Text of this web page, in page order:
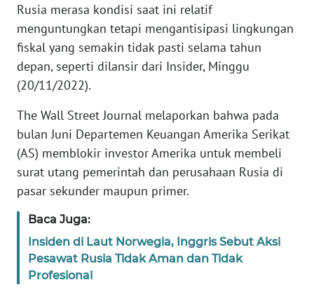
Rusia merasa kondisi saat ini relatif
menguntungkan tetapi mengantisipasi lingkungan
fiskal yang semakin tidak pasti selama tahun
depan, seperti dilansir dari Insider, Minggu
(20/11/2022).
The Wall Street Journal melaporkan bahwa pada
bulan Juni Departemen Keuangan Amerika Serikat
(AS) memblokir investor Amerika untuk membeli
surat utang pemerintah dan perusahaan Rusia di
pasar sekunder maupun primer.
Baca Juga:
Insiden di Laut Norwegia, Inggris Sebut Aksi
Pesawat Rusia Tidak Aman dan Tidak
Profesional
KARIR
DISCLAIMER
Wahana
News
Regional
WN
WN
JAKARTA